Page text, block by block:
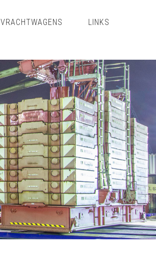
VRACHTWAGENS LINKS